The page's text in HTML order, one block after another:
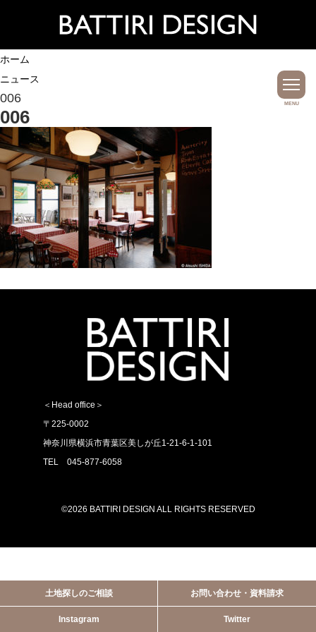
MENU
ホーム
ニュース
006
006
＜Head office＞
〒225-0002
神奈川県横浜市青葉区美しが丘1-21-6-1-101
TEL 045-877-6058
©2026 BATTIRI DESIGN ALL RIGHTS RESERVED
土地探しのご相談 お問い合わせ・資料請求
Instagram Twitter